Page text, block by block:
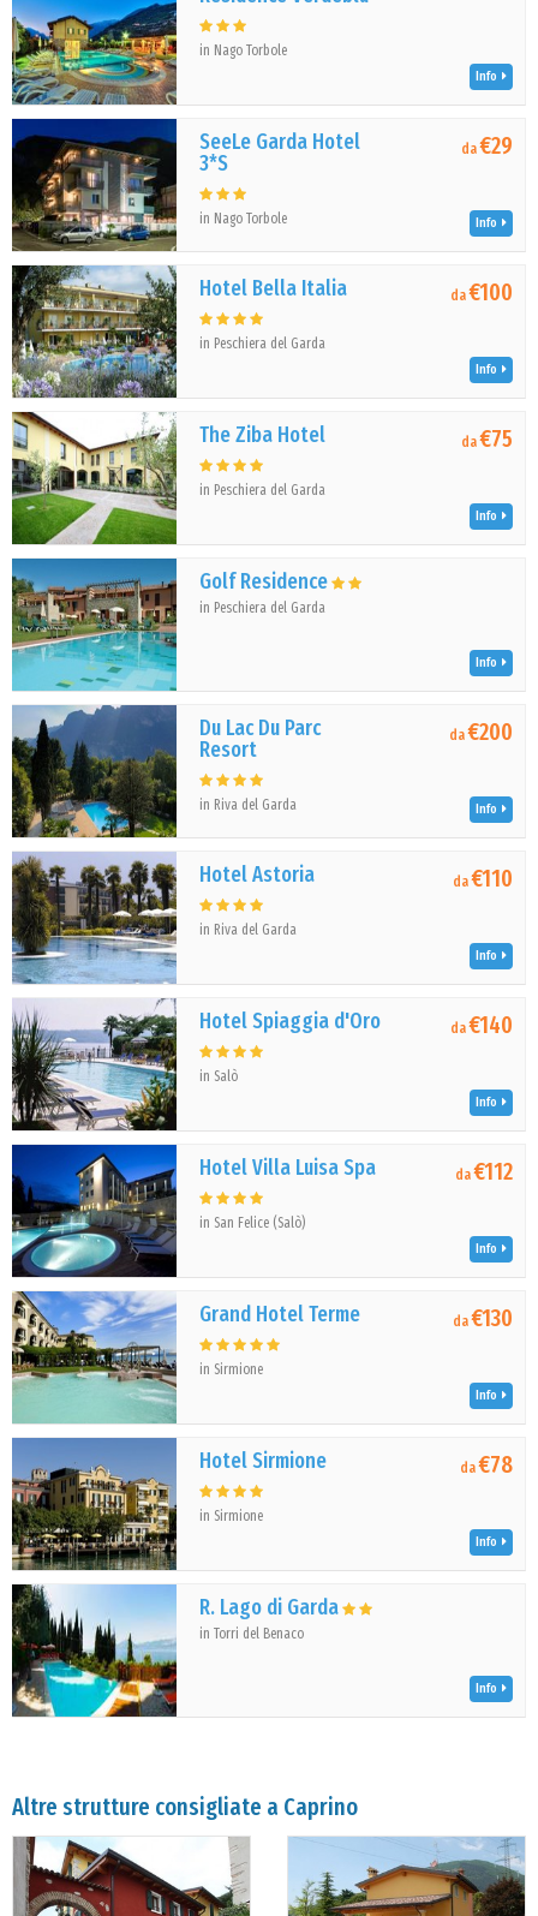
in Nago Torbole
Info
SeeLe Garda Hotel
3*S
in Nago Torbole
da€29
Info
Hotel Bella Italia
in Peschiera del Garda
da€100
Info
The Ziba Hotel
in Peschiera del Garda
da€75
Info
Golf Residence
in Peschiera del Garda
Info
Du Lac Du Parc
Resort
in Riva del Garda
da€200
Info
Hotel Astoria
in Riva del Garda
da€110
Info
Hotel Spiaggia d'Oro
in Salò
da€140
Info
Hotel Villa Luisa Spa
in San Felice (Salò)
da€112
Info
Grand Hotel Terme
in Sirmione
da€130
Info
Hotel Sirmione
in Sirmione
da€78
Info
R. Lago di Garda
in Torri del Benaco
Info
Altre strutture consigliate a Caprino